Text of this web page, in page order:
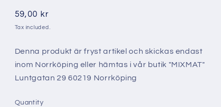
Regular
price
59,00 kr
Tax included.
Denna produkt är fryst artikel och skickas endast
inom Norrköping eller hämtas i vår butik "MIXMAT"
Luntgatan 29 60219 Norrköping
Quantity